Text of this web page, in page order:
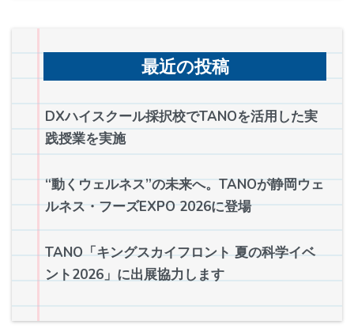
最近の投稿
DXハイスクール採択校でTANOを活用した実
践授業を実施
“動くウェルネス”の未来へ。TANOが静岡ウェ
ルネス・フーズEXPO 2026に登場
TANO「キングスカイフロント 夏の科学イベ
ント2026」に出展協力します